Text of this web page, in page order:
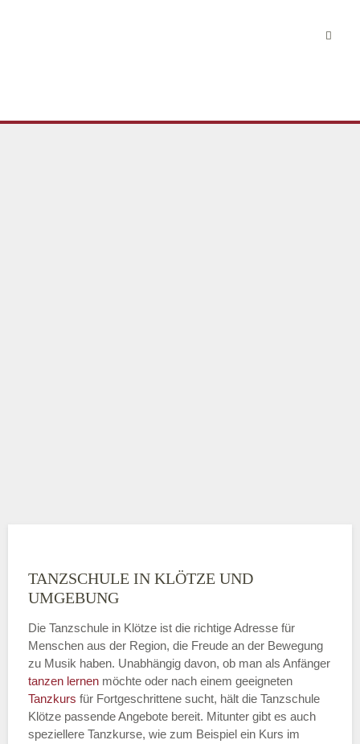
TANZSCHULE IN KLÖTZE UND
UMGEBUNG
Die Tanzschule in Klötze ist die richtige Adresse für
Menschen aus der Region, die Freude an der Bewegung
zu Musik haben. Unabhängig davon, ob man als Anfänger
tanzen lernen möchte oder nach einem geeigneten
Tanzkurs für Fortgeschrittene sucht, hält die Tanzschule
Klötze passende Angebote bereit. Mitunter gibt es auch
speziellere Tanzkurse, wie zum Beispiel ein Kurs im